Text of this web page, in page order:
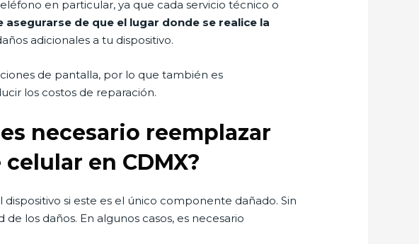
en particular, ya que cada servicio técnico o
de que el lugar donde se realice la
adicionales a tu dispositivo.
de pantalla, por lo que también es
los costos de reparación.
necesario reemplazar
en CDMX?
si este es el único componente dañado. Sin
los daños. En algunos casos, es necesario